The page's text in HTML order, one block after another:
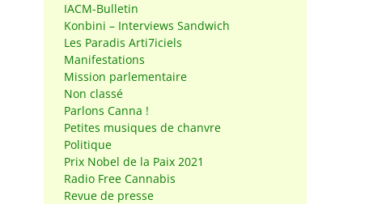
IACM-Bulletin
Konbini – Interviews Sandwich
Les Paradis Arti7iciels
Manifestations
Mission parlementaire
Non classé
Parlons Canna !
Petites musiques de chanvre
Politique
Prix Nobel de la Paix 2021
Radio Free Cannabis
Revue de presse